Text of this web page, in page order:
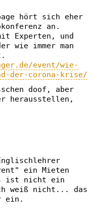
hört sich eher
an.
Experten, und
wie immer man
event/wie-
der-corona-krise/
doof, aber
herausstellen,
ein Mieten
ist nicht ein
weiß nicht... das
ein.